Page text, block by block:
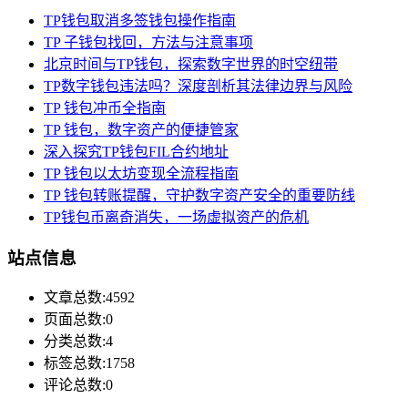
TP钱包取消多签钱包操作指南
TP 子钱包找回，方法与注意事项
北京时间与TP钱包，探索数字世界的时空纽带
TP数字钱包违法吗？深度剖析其法律边界与风险
TP 钱包冲币全指南
TP 钱包，数字资产的便捷管家
深入探究TP钱包FIL合约地址
TP 钱包以太坊变现全流程指南
TP 钱包转账提醒，守护数字资产安全的重要防线
TP钱包币离奇消失，一场虚拟资产的危机
站点信息
文章总数:4592
页面总数:0
分类总数:4
标签总数:1758
评论总数:0